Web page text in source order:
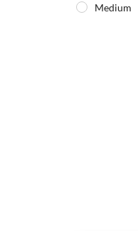
Medium